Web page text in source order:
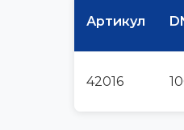
Артикул
42016